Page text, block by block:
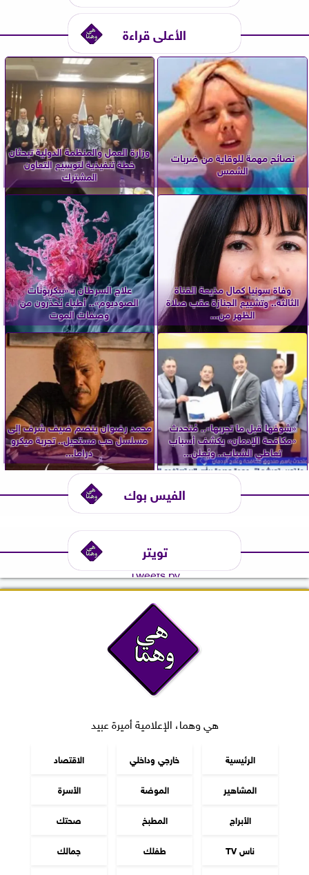
الأعلى قراءة
نصائح مهمة للوقاية من ضربات
الشمس
وزارة العمل والمنظمة الدولية تبحثان
خطة تنفيذية لتوسيع التعاون
المشترك
وفاة سونيا كمال مذيعة القناة
الثالثة.. وتشييع الجنازة عقب صلاة
الظهر من...
علاج السرطان بـ «بيكربونات
الصوديوم».. أطباء يُحذّرون من
وصفات الموت
«شوفها قبل ما تجربها».. مُتحدث
«مكافحة الإدمان» يكشف أسباب
تعاطي الشباب.. ويُعلن...
محمد رضوان ينضم ضيف شرف إلى
مسلسل حب مستحيل.. تجربة ميكرو
دراما...
الفيس بوك
تويتر
Tweets by
هي وهما، الإعلامية أميرة عبيد
الرئيسية خارجي وداخلي
الاقتصاد
المشاهير
الموضة
الأسرة
الأبراج
المطبخ
صحتك
ناس TV
طفلك
جمالك